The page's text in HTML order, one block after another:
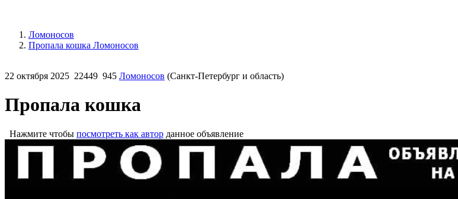
Ломоносов
Пропала кошка Ломоносов
22 октября 2025 22449 945 Ломоносов (Санкт-Петербург и область)
Пропала кошка
Нажмите чтобы посмотреть как автор данное объявление